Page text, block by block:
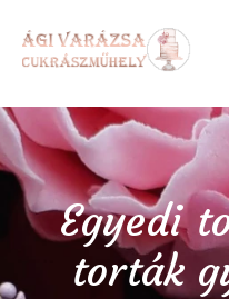
Egyedi
torták